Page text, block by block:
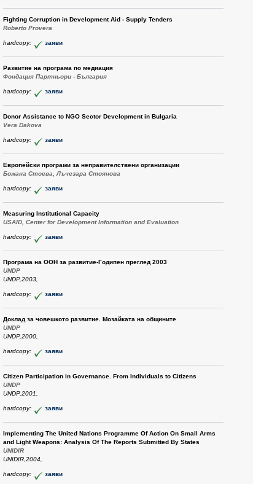
Fighting Corruption in Development Aid - Supply Tenders
Roberto Provera
hardcopy: заяви
Развитие на програма по медиация
Фондация Партньори - България
hardcopy: заяви
Donor Assistance to NGO Sector Development in Bulgaria
Vera Dakova
hardcopy: заяви
Европейски програми за неправителствени организации
Божана Стоева, Лъчезара Стоянова
hardcopy: заяви
Measuring Institutional Capacity
USAID, Center for Development Information and Evaluation
hardcopy: заяви
Програма на ООН за развитие-Годипен преглед 2003
UNDP
UNDP,2003,
hardcopy: заяви
Доклад за човешкото развитие. Мозайката на общините
UNDP
UNDP,2000,
hardcopy: заяви
Citizen Participation in Governance. From Individuals to Citizens
UNDP
UNDP,2001,
hardcopy: заяви
Implementing The United Nations Programme Of Action On Small Arms
and Light Weapons: Analysis Of The Reports Submitted By States
UNIDIR
UNIDIR,2004,
hardcopy: заяви